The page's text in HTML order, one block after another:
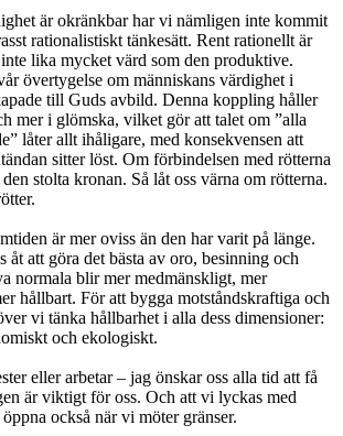
är okränkbar har vi nämligen inte kommit
rationalistiskt tänkesätt. Rent rationellt är
lika mycket värd som den produktive.
övertygelse om människans värdighet i
till Guds avbild. Denna koppling håller
mer i glömska, vilket gör att talet om ”alla
låter allt ihåligare, med konsekvensen att
sitter löst. Om förbindelsen med rötterna
stolta kronan. Så låt oss värna om rötterna.
är mer oviss än den har varit på länge.
åt att göra det bästa av oro, besinning och
normala blir mer medmänskligt, mer
hållbart. För att bygga motståndskraftiga och
vi tänka hållbarhet i alla dess dimensioner:
och ekologiskt.
eller arbetar – jag önskar oss alla tid att få
är viktigt för oss. Och att vi lyckas med
också när vi möter gränser.